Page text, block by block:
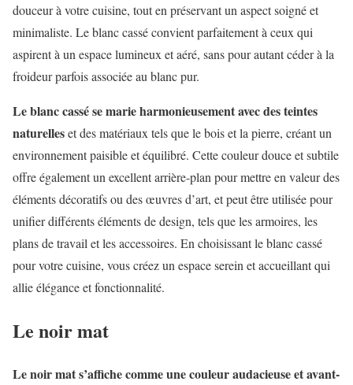
douceur à votre cuisine, tout en préservant un aspect soigné et
minimaliste. Le blanc cassé convient parfaitement à ceux qui
aspirent à un espace lumineux et aéré, sans pour autant céder à la
froideur parfois associée au blanc pur.
Le blanc cassé se marie harmonieusement avec des teintes
naturelleset des matériaux tels que le bois et la pierre, créant un
environnement paisible et équilibré. Cette couleur douce et subtile
offre également un excellent arrière-plan pour mettre en valeur des
éléments décoratifs ou des œuvres d’art, et peut être utilisée pour
unifier différents éléments de design, tels que les armoires, les
plans de travail et les accessoires. En choisissant le blanc cassé
pour votre cuisine, vous créez un espace serein et accueillant qui
allie élégance et fonctionnalité.
Le noir mat
Le noir mat s’affiche comme une couleur audacieuse et avant-